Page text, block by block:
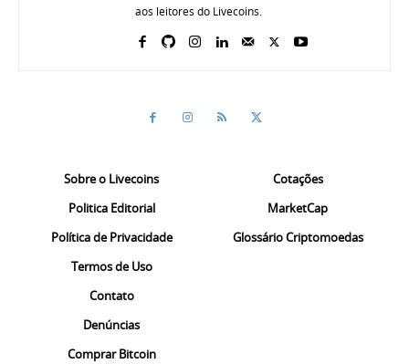
aos leitores do Livecoins.
Sobre o Livecoins
Politica Editorial
Política de Privacidade
Termos de Uso
Contato
Denúncias
Comprar Bitcoin
Cotações
MarketCap
Glossário Criptomoedas